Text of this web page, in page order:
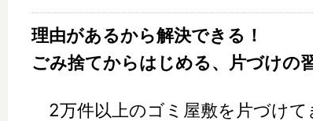
理由があるから解決できる！
ごみ捨てからはじめる、片づけの
2万件以上のゴミ屋敷を片づけ